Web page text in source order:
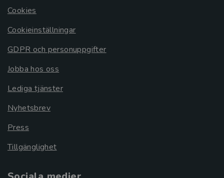
Cookies
Cookieinställningar
GDPR och personuppgifter
Jobba hos oss
Lediga tjänster
Nyhetsbrev
Press
Tillgänglighet